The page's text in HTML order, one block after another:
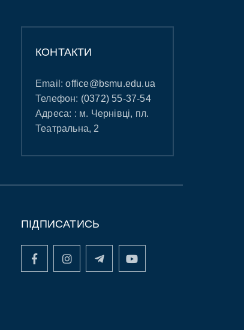
КОНТАКТИ
Email:office@bsmu.edu.ua
Телефон: (0372) 55-37-54
Адреса: : м. Чернівці, пл.
Театральна, 2
ПІДПИСАТИСЬ